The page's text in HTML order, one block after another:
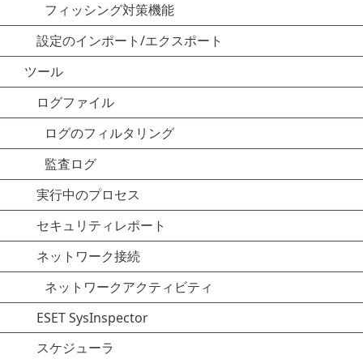
フィッシング対策機能
設定のインポート/エクスポート
ツール
ログファイル
ログのフィルタリング
監査ログ
実行中のプロセス
セキュリティレポート
ネットワーク接続
ネットワークアクティビティ
ESET SysInspector
スケジューラ